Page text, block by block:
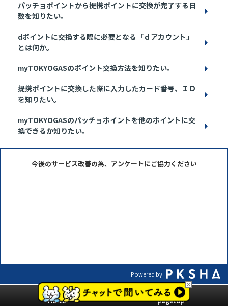
パッチョポイントから提携ポイントに交換が完了する日
数を知りたい。
dポイントに交換する際に必要となる「ｄアカウント」
とは何か。
myTOKYOGASのポイント交換方法を知りたい。
提携ポイントに交換した際に入力したカード番号、ＩＤ
を知りたい。
myTOKYOGASのパッチョポイントを他のポイントに交
換できるか知りたい。
今後のサービス改善の為、アンケートにご協力ください
Powered by
HOME pagetop